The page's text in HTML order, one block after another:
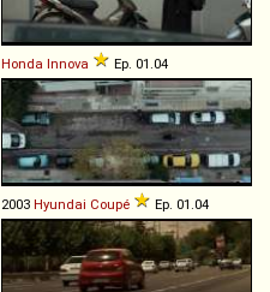
Honda Innova Ep. 01.04
2003 Hyundai Coupé Ep. 01.04